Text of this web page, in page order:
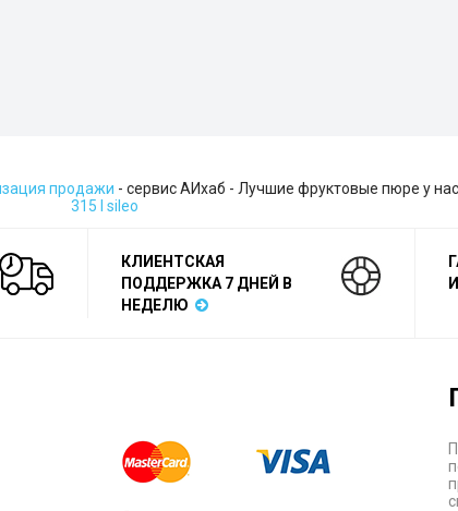
продажи - сервис АИхаб - Лучшие фруктовые пюре у
315 l sileo
КЛИЕНТСКАЯ
ПОДДЕРЖКА 7 ДНЕЙ В
НЕДЕЛЮ